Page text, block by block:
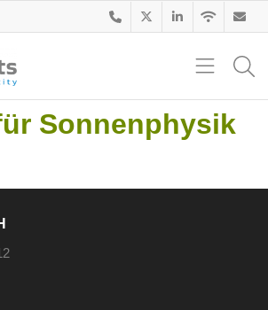
Sonnenphysik